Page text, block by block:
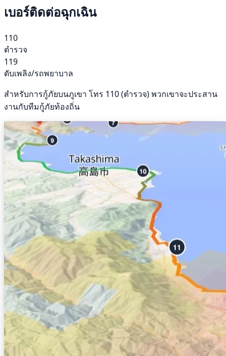
เบอร์ติดต่อฉุกเฉิน
110
ตำรวจ
119
ดับเพลิง/รถพยาบาล
สำหรับการกู้ภัยบนภูเขา โทร 110 (ตำรวจ) พวกเขาจะประสาน
งานกับทีมกู้ภัยท้องถิ่น